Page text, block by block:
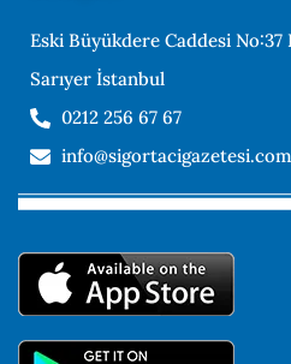
Eski Büyükdere Caddesi
Sarıyer İstanbul
0212 256 67 67